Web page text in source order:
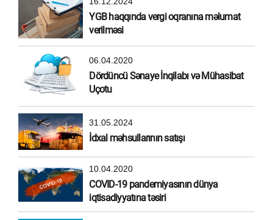
YGB haqqında vergi oqranına məlumat
verilməsi
06.04.2020
Dördüncü Sənaye İnqilabı və Mühasibat
Uçotu
31.05.2024
İdxal məhsullarının satışı
10.04.2020
COVID-19 pandemiyasının dünya
iqtisadiyyatına təsiri